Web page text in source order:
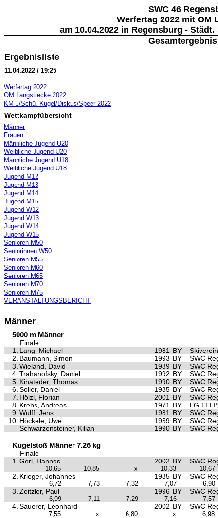
SWC 46
Werfertag 2022 mit OM
am 10.04.2022 in Regensburg -
Ergebnisliste
11.04.2022 / 19:25
Werfertag 2022
OM Langstrecke 2022
KM J/Schü. Kugel/Diskus/Speer 2022
Wettkampfübersicht
Männer
Frauen
Männliche Jugend U20
Weibliche Jugend U20
Männliche Jugend U18
Weibliche Jugend U18
Jugend M12
Jugend M13
Jugend M14
Jugend M15
Jugend W12
Jugend W13
Jugend W14
Jugend W15
Senioren M50
Seniorinnen W50
Senioren M55
Senioren M60
Senioren M65
Senioren M70
Senioren M75
VERANSTALTUNGSBERICHT
Männer
5000 m Männer
Finale
1.
Lang, Michael 1981 BY
2. Baumann, Simon 1993 BY
SWC
3. Wieland, David 1989 BY
SWC
4. Trahanofsky, Daniel 1992 BY
SWC
5. Kinateder, Thomas 1990 BY
SWC
6. Soller, Daniel 1985 BY
SWC
7. Hölzl, Florian 2001 BY
SWC
8. Krebs, Andreas 1971 BY
LG
9. Wulff, Jens 1981 BY
SWC
10. Höckele, Uwe 1959 BY
SWC
Schwarzensteiner, Kilian
1990 BY SWC
Kugelstoß Männer 7.26 kg
Finale
1.
Gerl, Hannes 2002 BY SWC
10,65 10,85 x 10,33 10,67
2. Krieger, Johannes 1985 BY SWC
6,72 7,73 7,32 7,07 6,90
3. Zeitzler, Paul 1996 BY SWC
6,99 7,11 7,29 7,16 7,57
4. Sauerer, Leonhard 2002 BY SWC
7,55 x 6,80 x 6,98